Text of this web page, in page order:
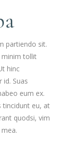
partiendo sit.
minim tollit
hinc
Suas
eum ex.
tincidunt eu, at
quodsi, vim